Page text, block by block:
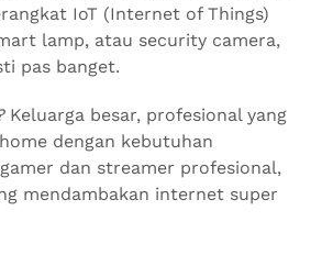
IoT (Internet of Things)
lamp, atau security camera,
pas banget.
Keluarga besar, profesional yang
dengan kebutuhan
dan streamer profesional,
mendambakan internet super